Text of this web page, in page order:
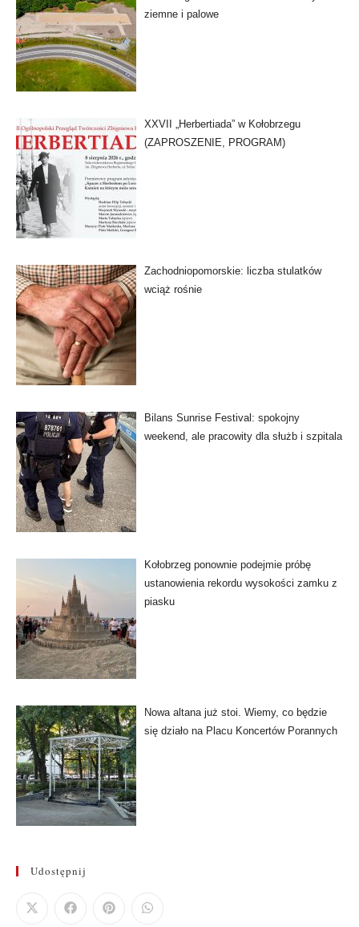
ziemne i palowe
XXVII „Herbertiada” w Kołobrzegu
(ZAPROSZENIE, PROGRAM)
Zachodniopomorskie: liczba stulatków
wciąż rośnie
Bilans Sunrise Festival: spokojny
weekend, ale pracowity dla służb i szpitala
Kołobrzeg ponownie podejmie próbę
ustanowienia rekordu wysokości zamku z
piasku
Nowa altana już stoi. Wiemy, co będzie
się działo na Placu Koncertów Porannych
Udostępnij